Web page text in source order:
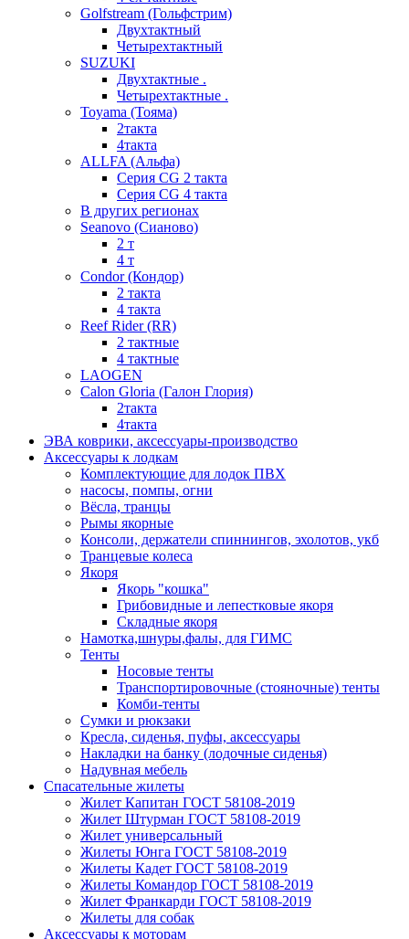
Golfstream (Гольфстрим)
Двухтактный
Четырехтактный
SUZUKI
Двухтактные .
Четырехтактные .
Toyama (Тояма)
2такта
4такта
ALLFA (Альфа)
Серия СG 2 такта
Серия СG 4 такта
В других регионах
Seanovo (Сианово)
2 т
4 т
Condor (Кондор)
2 такта
4 такта
Reef Rider (RR)
2 тактные
4 тактные
LAOGEN
Calon Gloria (Галон Глория)
2такта
4такта
ЭВА коврики, аксессуары-производство
Аксессуары к лодкам
Комплектующие для лодок ПВХ
насосы, помпы, огни
Вёсла, транцы
Рымы якорные
Консоли, держатели спиннингов, эхолотов, укб
Транцевые колеса
Якоря
Якорь "кошка"
Грибовидные и лепестковые якоря
Складные якоря
Намотка,шнуры,фалы, для ГИМС
Тенты
Носовые тенты
Транспортировочные (стояночные) тенты
Комби-тенты
Сумки и рюкзаки
Кресла, сиденья, пуфы, аксессуары
Накладки на банку (лодочные сиденья)
Надувная мебель
Спасательные жилеты
Жилет Капитан ГОСТ 58108-2019
Жилет Штурман ГОСТ 58108-2019
Жилет универсальный
Жилеты Юнга ГОСТ 58108-2019
Жилеты Кадет ГОСТ 58108-2019
Жилеты Командор ГОСТ 58108-2019
Жилет Франкарди ГОСТ 58108-2019
Жилеты для собак
Аксессуары к моторам